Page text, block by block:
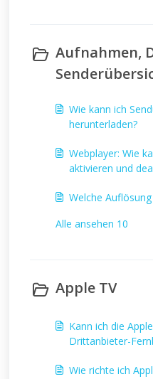
Aufnahmen,
Wie kann ich
herunterladen?
Webplayer: Wie
aktivieren und
Welche
Alle ansehen 10
Apple TV
Kann ich die
Drittanbieter-
Wie richte ich